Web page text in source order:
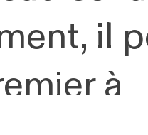
il
à